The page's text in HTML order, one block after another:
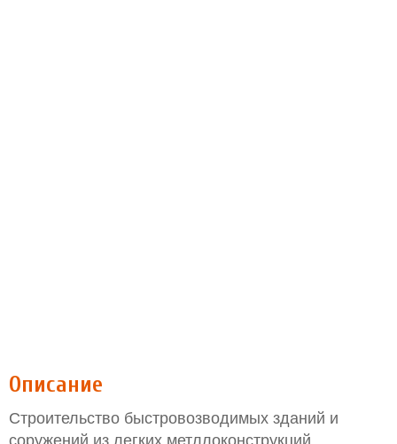
Описание
Строительство быстровозводимых зданий и
соружений из легких метллоконструкций